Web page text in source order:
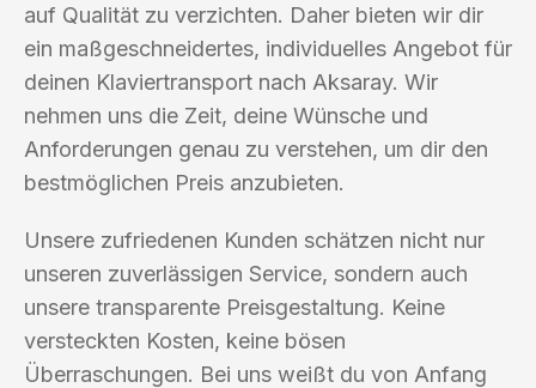
auf Qualität zu verzichten. Daher bieten wir dir
ein maßgeschneidertes, individuelles Angebot für
deinen Klaviertransport nach Aksaray. Wir
nehmen uns die Zeit, deine Wünsche und
Anforderungen genau zu verstehen, um dir den
bestmöglichen Preis anzubieten.
Unsere zufriedenen Kunden schätzen nicht nur
unseren zuverlässigen Service, sondern auch
unsere transparente Preisgestaltung. Keine
versteckten Kosten, keine bösen
Überraschungen. Bei uns weißt du von Anfang